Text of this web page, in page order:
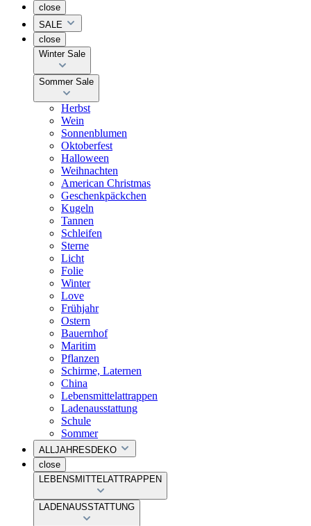
close
SALE
close
Winter Sale
Sommer Sale
Herbst
Wein
Sonnenblumen
Oktoberfest
Halloween
Weihnachten
American Christmas
Geschenkpäckchen
Kugeln
Tannen
Schleifen
Sterne
Licht
Folie
Winter
Love
Frühjahr
Ostern
Bauernhof
Maritim
Pflanzen
Schirme, Laternen
China
Lebensmittelattrappen
Ladenausstattung
Schule
Sommer
ALLJAHRESDEKO
close
LEBENSMITTELATTRAPPEN
LADENAUSSTATTUNG